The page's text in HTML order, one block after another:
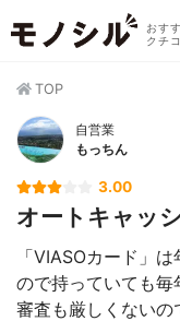
おす
クチ
TOP
自営業
もっちん
3.00
オートキャッ
「VIASOカード」
ので持っていても毎
審査も厳しくないの